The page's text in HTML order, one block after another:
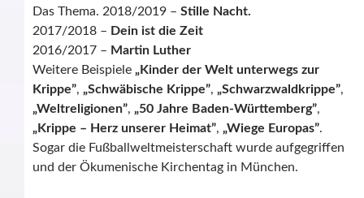
Das Thema. 2018/2019 – Stille Nacht.
2017/2018 – Dein ist die Zeit
2016/2017 – Martin Luther
Weitere Beispiele „Kinder der Welt unterwegs zur
Krippe”, „Schwäbische Krippe”, „Schwarzwaldkrippe”,
„Weltreligionen”, „50 Jahre Baden-Württemberg”,
„Krippe – Herz unserer Heimat”, „Wiege Europas”.
Sogar die Fußballweltmeisterschaft wurde aufgegriffen
und der Ökumenische Kirchentag in München.